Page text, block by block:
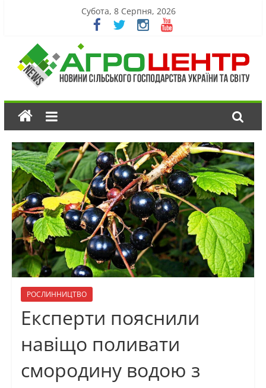
Субота, 8 Серпня, 2026
РОСЛИННИЦТВО
Експерти пояснили
навіщо поливати
смородину водою з